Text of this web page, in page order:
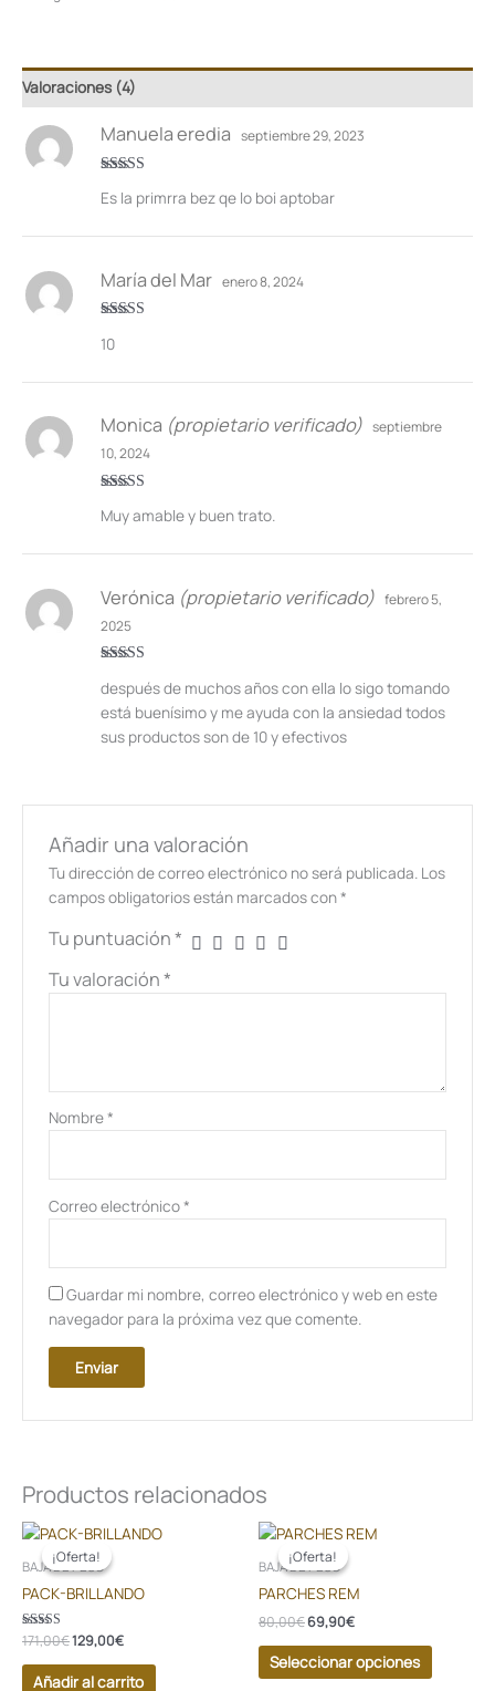
Valoraciones (4)
5de 5
Manuela eredia septiembre 29, 2023
Es la primrra bez qe lo boi aptobar
5de 5
María del Mar enero 8, 2024
10
5de 5
Monica (propietario verificado) septiembre
10, 2024
Muy amable y buen trato.
5de 5
Verónica (propietario verificado) febrero 5,
2025
después de muchos años con ella lo sigo tomando
está buenísimo y me ayuda con la ansiedad todos
sus productos son de 10 y efectivos
Añadir una valoración
Tu dirección de correo electrónico no será publicada. Los
campos obligatorios están marcados con*
Tu puntuación*
Tu valoración*
Nombre*
Correo electrónico*
Guardar mi nombre, correo electrónico y web en este
navegador para la próxima vez que comente.
Productos relacionados
¡Oferta!
¡Oferta!
BAJA DE PESO
PACK-BRILLANDO
Valorado en
5.00
de 5
171,00€
El
original
era:
171,00€.
129,00€
El
precio
129,00€.
Añadir al carrito
¡Oferta!
¡Oferta!
BAJA DE PESO
PARCHES REM
80,00€
El
precio
original
era:
80,00€.
69,90€
El
69,90€.
Seleccionar opciones Las
opciones